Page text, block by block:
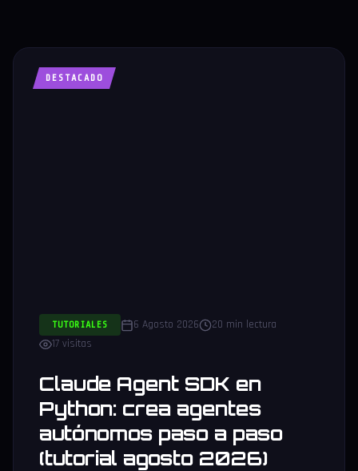
DESTACADO
TUTORIALES 6 Agosto 2026
20 min lectura
17 visitas
Claude Agent SDK en
Python: crea agentes
autónomos paso a paso
(tutorial agosto 2026)